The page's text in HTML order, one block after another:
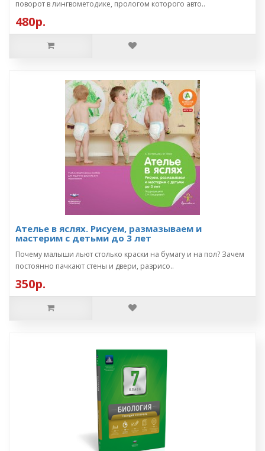
поворот в лингвометодике, прологом которого авто..
480р.
Ателье в яслях. Рисуем, размазываем и
мастерим с детьми до 3 лет
Почему малыши льют столько краски на бумагу и на пол? Зачем
постоянно пачкают стены и двери, разрисо..
350р.